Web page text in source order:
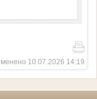
10.07.2026 14:19